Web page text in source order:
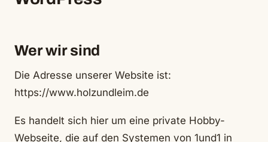
Wer wir sind
Die Adresse unserer Website ist:
https://www.holzundleim.de
Es handelt sich hier um eine private Hobby-
Webseite, die auf den Systemen von 1und1 in